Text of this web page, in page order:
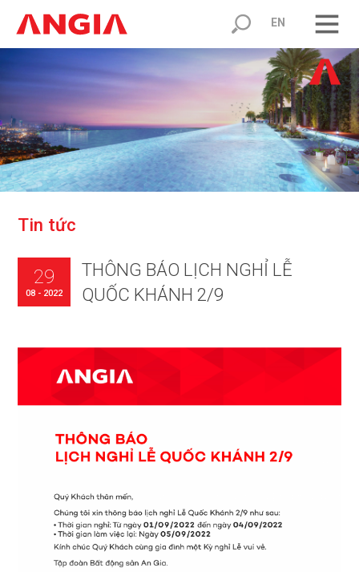
EN
Tin tức
THÔNG BÁO LỊCH NGHỈ LỄ
QUỐC KHÁNH 2/9
29
08 - 2022